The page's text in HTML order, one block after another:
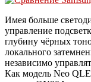
Имея больше
управление
глубину чёрных
локального
независимо
Как модель Neo